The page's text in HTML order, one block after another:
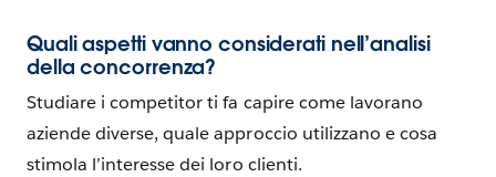
Quali aspetti vanno considerati nell’analisi
della concorrenza?
Studiare i competitor ti fa capire come lavorano
aziende diverse, quale approccio utilizzano e cosa
stimola l’interesse dei loro clienti.